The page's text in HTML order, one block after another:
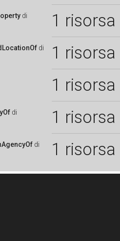
di 1 risorsa
di 1 risorsa
1 risorsa
di 1 risorsa
di 1 risorsa